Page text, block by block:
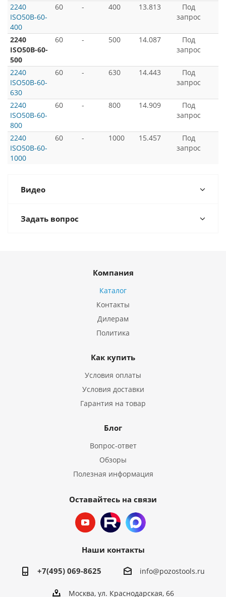
2240
ISO50B-60-
400
60 - 400 13.813
Под
запрос
2240
ISO50B-60-
500
60 - 500 14.087
Под
запрос
2240
ISO50B-60-
630
60 - 630 14.443
Под
запрос
2240
ISO50B-60-
800
60 - 800 14.909
Под
запрос
2240
ISO50B-60-
1000
60 - 1000 15.457
Под
запрос
Видео
Задать вопрос
Компания
Каталог
Контакты
Дилерам
Политика
Как купить
Условия оплаты
Условия доставки
Гарантия на товар
Блог
Вопрос-ответ
Обзоры
Полезная информация
Оставайтесь на связи
Наши контакты
+7(495) 069-8625 info@pozostools.ru
Москва, ул. Краснодарская, 66